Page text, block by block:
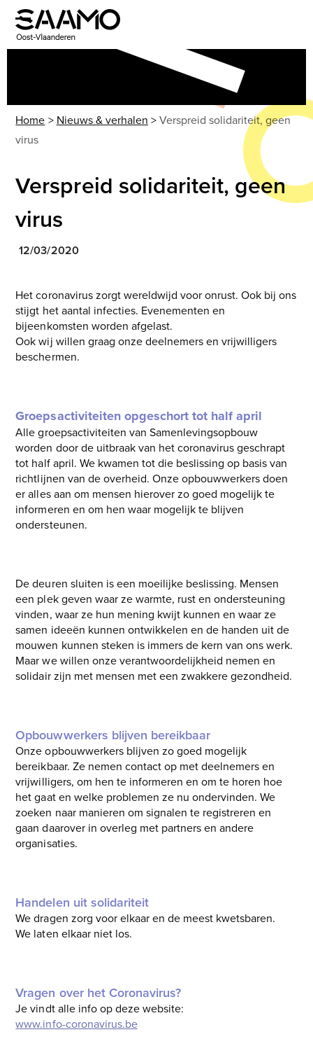
Skip
content
Open
mobile
Close
mobile
Home > Nieuws & verhalen >Verspreid solidariteit, geen
virus
Verspreid solidariteit, geen
virus
12/03/2020
Het coronavirus zorgt wereldwijd voor onrust. Ook bij ons
stijgt het aantal infecties. Evenementen en
bijeenkomsten worden afgelast.
Ook wij willen graag onze deelnemers en vrijwilligers
beschermen.
Groepsactiviteiten opgeschort tot half april
Alle groepsactiviteiten van Samenlevingsopbouw
worden door de uitbraak van het coronavirus geschrapt
tot half april. We kwamen tot die beslissing op basis van
richtlijnen van de overheid. Onze opbouwwerkers doen
er alles aan om mensen hierover zo goed mogelijk te
informeren en om hen waar mogelijk te blijven
ondersteunen.
De deuren sluiten is een moeilijke beslissing. Mensen
een plek geven waar ze warmte, rust en ondersteuning
vinden, waar ze hun mening kwijt kunnen en waar ze
samen ideeën kunnen ontwikkelen en de handen uit de
mouwen kunnen steken is immers de kern van ons werk.
Maar we willen onze verantwoordelijkheid nemen en
solidair zijn met mensen met een zwakkere gezondheid.
Opbouwwerkers blijven bereikbaar
Onze opbouwwerkers blijven zo goed mogelijk
bereikbaar. Ze nemen contact op met deelnemers en
vrijwilligers, om hen te informeren en om te horen hoe
het gaat en welke problemen ze nu ondervinden. We
zoeken naar manieren om signalen te registreren en
gaan daarover in overleg met partners en andere
organisaties.
Handelen uit solidariteit
We dragen zorg voor elkaar en de meest kwetsbaren.
We laten elkaar niet los.
Vragen over het Coronavirus?
Je vindt alle info op deze website:
www.info-coronavirus.be